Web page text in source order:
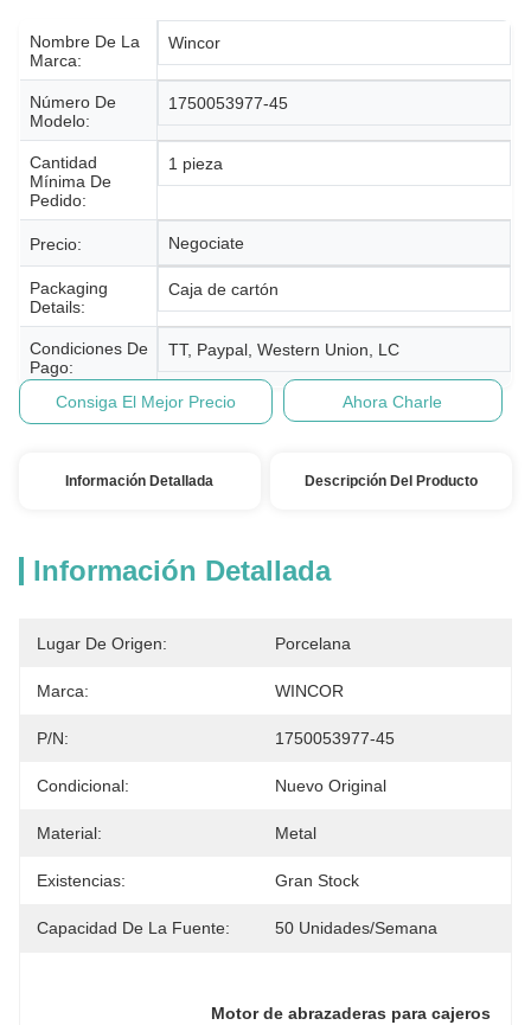
Nombre De La
Marca:
Wincor
Número De
Modelo:
1750053977-45
Cantidad
Mínima De
Pedido:
1 pieza
Precio: Negociate
Packaging
Details:
Caja de cartón
Condiciones De
Pago:
TT, Paypal, Western Union, LC
Consiga El Mejor Precio Ahora Charle
Información Detallada Descripción Del Producto
Información Detallada
Lugar De Origen: Porcelana
Marca: WINCOR
P/N: 1750053977-45
Condicional: Nuevo Original
Material: Metal
Existencias: Gran Stock
Capacidad De La Fuente: 50 Unidades/semana
Motor de abrazaderas para cajeros